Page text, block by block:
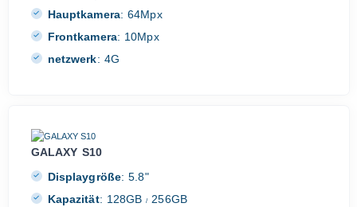
Hauptkamera: 64Mpx
Frontkamera: 10Mpx
netzwerk: 4G
GALAXY S10
Displaygröße: 5.8"
Kapazität: 128GB/ 256GB